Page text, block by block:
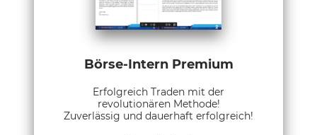
Börse-Intern Premium
Erfolgreich Traden mit der
revolutionären Methode!
Zuverlässig und dauerhaft erfolgreich!